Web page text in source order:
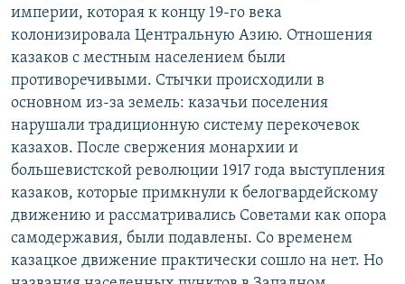
империи, которая к концу 19-го века
колонизировала Центральную Азию. Отношения
казаков с местным населением были
противоречивыми. Стычки происходили в
основном из-за земель: казачьи поселения
нарушали традиционную систему перекочевок
казахов. После свержения монархии и
большевистской революции 1917 года выступления
казаков, которые примкнули к белогвардейскому
движению и рассматривались Советами как опора
самодержавия, были подавлены. Со временем
казацкое движение практически сошло на нет. Но